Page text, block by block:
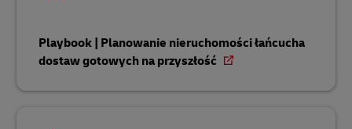
Playbook | Planowanie nieruchomości łańcucha
dostaw gotowych na przyszłość